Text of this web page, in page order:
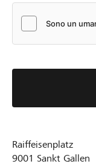
Raiffeisenplatz
9001 Sankt Gallen